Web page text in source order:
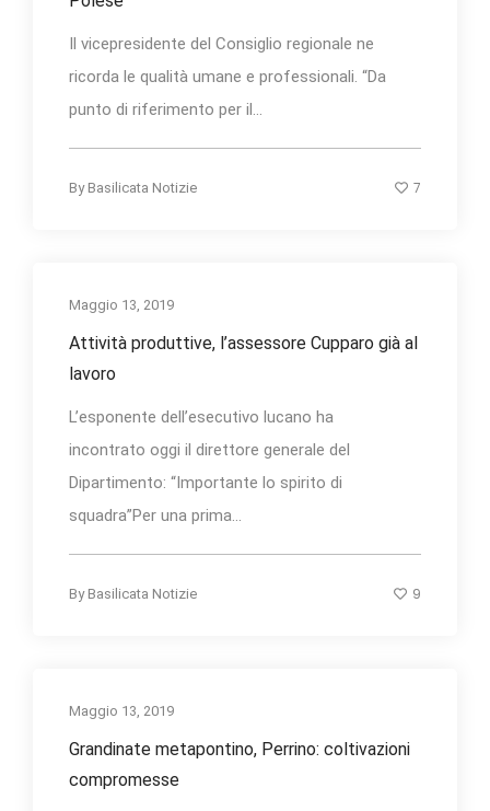
Il vicepresidente del Consiglio regionale ne
ricorda le qualità umane e professionali. “Da
punto di riferimento per il...
By Basilicata Notizie 7
Maggio 13, 2019
Attività produttive, l’assessore Cupparo già al
lavoro
L’esponente dell’esecutivo lucano ha
incontrato oggi il direttore generale del
Dipartimento: “Importante lo spirito di
squadra”Per una prima...
By Basilicata Notizie 9
Maggio 13, 2019
Grandinate metapontino, Perrino: coltivazioni
compromesse